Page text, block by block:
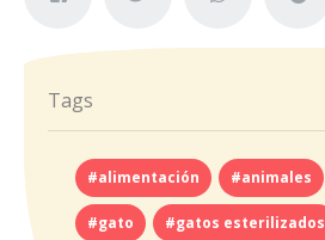
Tags
#alimentación #animales
#gato #gatos esterilizados